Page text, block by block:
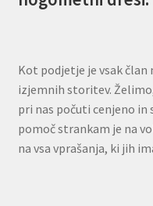
Kot podjetje je vsak član
izjemnih storitev.
pri nas počuti cenjeno in
pomoč strankam je na
na vsa vprašanja, ki jih